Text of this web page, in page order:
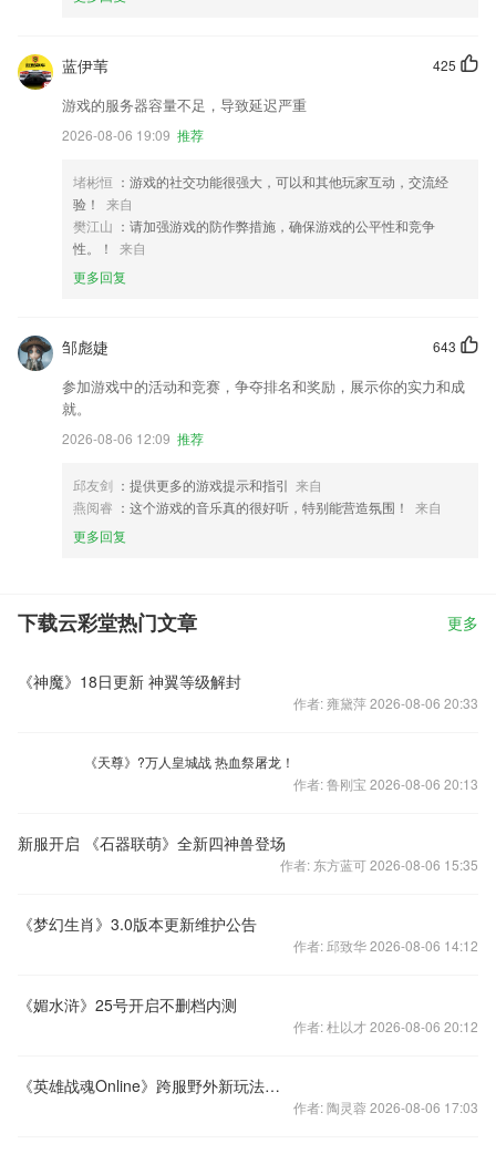
425
蓝伊苇
游戏的服务器容量不足，导致延迟严重
2026-08-06 19:09 推荐
堵彬恒 ：游戏的社交功能很强大，可以和其他玩家互动，交流经
验！
来自
樊江山 ：请加强游戏的防作弊措施，确保游戏的公平性和竞争
性。！
来自
更多回复
643
邹彪婕
参加游戏中的活动和竞赛，争夺排名和奖励，展示你的实力和成
就。
2026-08-06 12:09 推荐
邱友剑 ：提供更多的游戏提示和指引 来自
燕阅睿 ：这个游戏的音乐真的很好听，特别能营造氛围！
来自
更多回复
下载云彩堂热门文章 更多
《神魔》18日更新 神翼等级解封
作者: 雍黛萍 2026-08-06 20:33
《天尊》?万人皇城战 热血祭屠龙！
作者: 鲁刚宝 2026-08-06 20:13
新服开启 《石器联萌》全新四神兽登场
作者: 东方蓝可 2026-08-06 15:35
《梦幻生肖》3.0版本更新维护公告
作者: 邱致华 2026-08-06 14:12
《媚水浒》25号开启不删档内测
作者: 杜以才 2026-08-06 20:12
《英雄战魂Online》跨服野外新玩法之精灵附身
作者: 陶灵蓉 2026-08-06 17:03